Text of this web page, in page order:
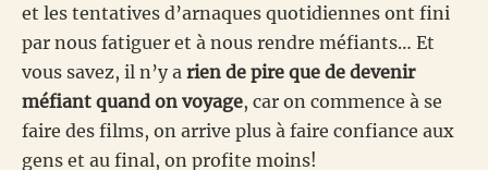
et les tentatives d’arnaques quotidiennes ont fini
par nous fatiguer et à nous rendre méfiants… Et
vous savez, il n’y a rien de pire que de devenir
méfiant quand on voyage, car on commence à se
faire des films, on arrive plus à faire confiance aux
gens et au final, on profite moins!